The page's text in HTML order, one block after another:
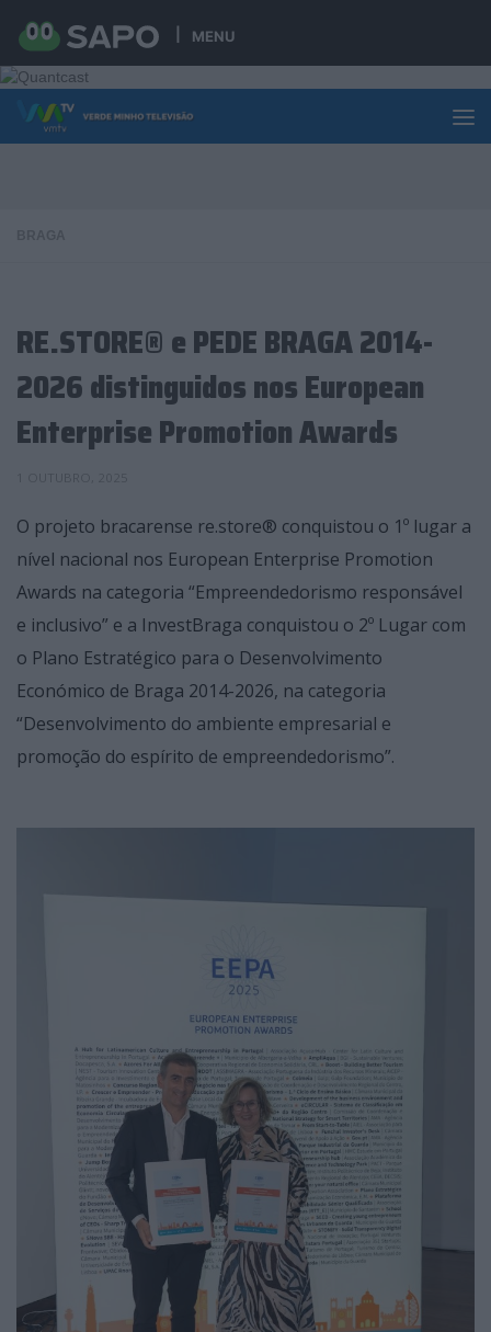
MENU
Skip to content
RE.STORE® e PEDE BRAGA 2014-
2026 distinguidos nos European
Enterprise Promotion Awards
O projeto bracarense re.store® conquistou o 1º lugar a
nível nacional nos European Enterprise Promotion
Awards na categoria “Empreendedorismo responsável
e inclusivo” e a InvestBraga conquistou o 2º Lugar com
o Plano Estratégico para o Desenvolvimento
Económico de Braga 2014-2026, na categoria
“Desenvolvimento do ambiente empresarial e
promoção do espírito de empreendedorismo”.